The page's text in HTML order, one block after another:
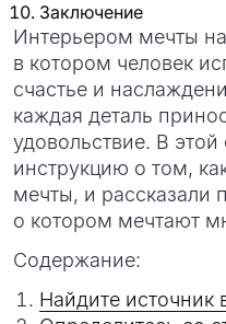
Заключение
Интерьером мечты
в котором человек
счастье и
каждая деталь
удовольствие. В
инструкцию о том,
мечты, и рассказали
о котором мечтают
Содержание:
Найдите источник